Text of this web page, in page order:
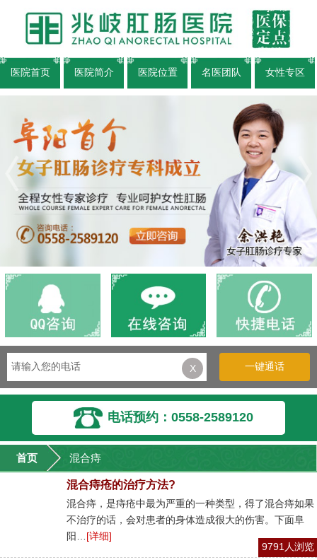
医院首页 医院简介 医院位置 名医团队 女性专区
X 一键通话
电话预约：0558-2589120
首页 混合痔
混合痔疮的治疗方法?
混合痔，是痔疮中最为严重的一种类型，得了混合痔如果
不治疗的话，会对患者的身体造成很大的伤害。下面阜
阳… [详细]
9791人浏览